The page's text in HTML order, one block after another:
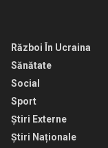
Război În Ucraina
Sănătate
Social
Sport
Știri Externe
Știri Naționale